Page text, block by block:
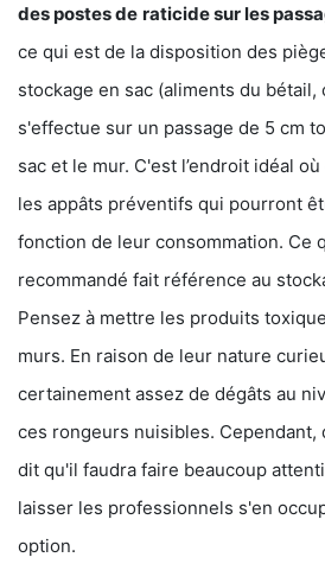
des postes de raticide sur les
ce qui est de la disposition des
stockage en sac (aliments du bétail,
s'effectue sur un passage de 5 cm
sac et le mur. C'est l’endroit idéal
les appâts préventifs qui pourront
fonction de leur consommation. Ce
recommandé fait référence au
Pensez à mettre les produits
murs. En raison de leur nature
certainement assez de dégâts au
ces rongeurs nuisibles.
dit qu'il faudra faire beaucoup
laisser les professionnels s'en
option.